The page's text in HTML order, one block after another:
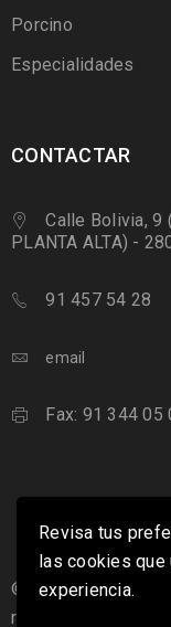
Revisa tus
las cookies que
experiencia.
Porcino
Especialidades
CONTACTAR
Calle Bolivia, 9
PLANTA ALTA) -
91 457 54 28
email
Fax: 91 344 05
© 2019 Carnicería
reservados.